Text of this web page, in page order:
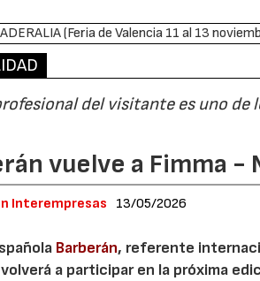
del visitante es uno de
vuelve a Fimma -
Interempresas 13/05/2026
Barberán, referente
a participar en la próxima